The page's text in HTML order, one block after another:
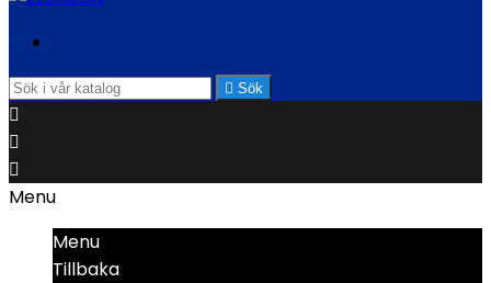
 Sök



Menu
Menu
Tillbaka